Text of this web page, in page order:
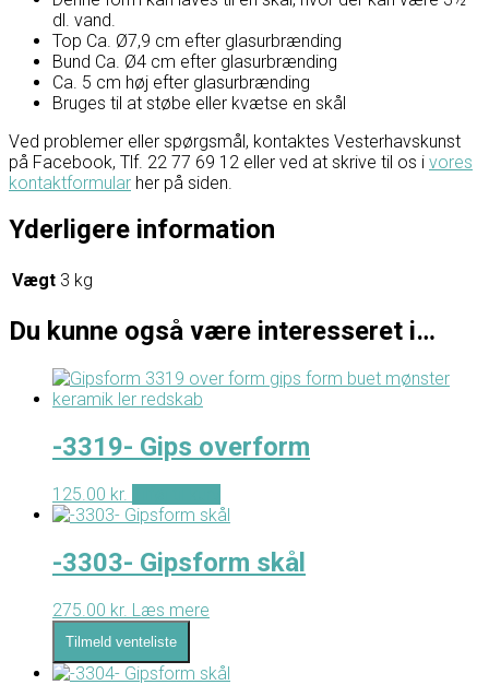
dl. vand.
Top Ca. Ø7,9 cm efter glasurbrænding
Bund Ca. Ø4 cm efter glasurbrænding
Ca. 5 cm høj efter glasurbrænding
Bruges til at støbe eller kvætse en skål
Ved problemer eller spørgsmål, kontaktes Vesterhavskunst
på Facebook, Tlf. 22 77 69 12 eller ved at skrive til os i vores
kontaktformular her på siden.
Yderligere information
Vægt 3 kg
Du kunne også være interesseret i…
-3319- Gips overform
125.00 kr.
-3303- Gipsform skål
275.00 kr. Læs mere
Tilmeld venteliste